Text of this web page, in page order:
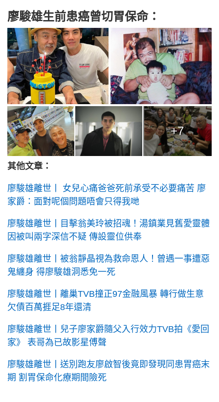
廖駿雄生前患癌曾切胃保命：
+7
其他文章：
廖駿雄離世丨 女兒心痛爸爸死前承受不必要痛苦 廖
家爵：面對呢個問題唔會只得我哋
廖駿雄離世丨目擊翁美玲被招魂！湯鎮業見舊愛靈體
因被叫兩字深信不疑 傳設靈位供奉
廖駿雄離世丨被翁靜晶視為救命恩人！曾遇一事遭惡
鬼纏身 得廖駿雄洞悉免一死
廖駿雄離世丨離巢TVB撞正97金融風暴 轉行做生意
欠債百萬捱足8年還清
廖駿雄離世丨兒子廖家爵隨父入行效力TVB拍《愛回
家》 表哥為已故影星傅聲
廖駿雄離世丨送別跑友廖啟智後竟即發現同患胃癌末
期 割胃保命化療期間險死